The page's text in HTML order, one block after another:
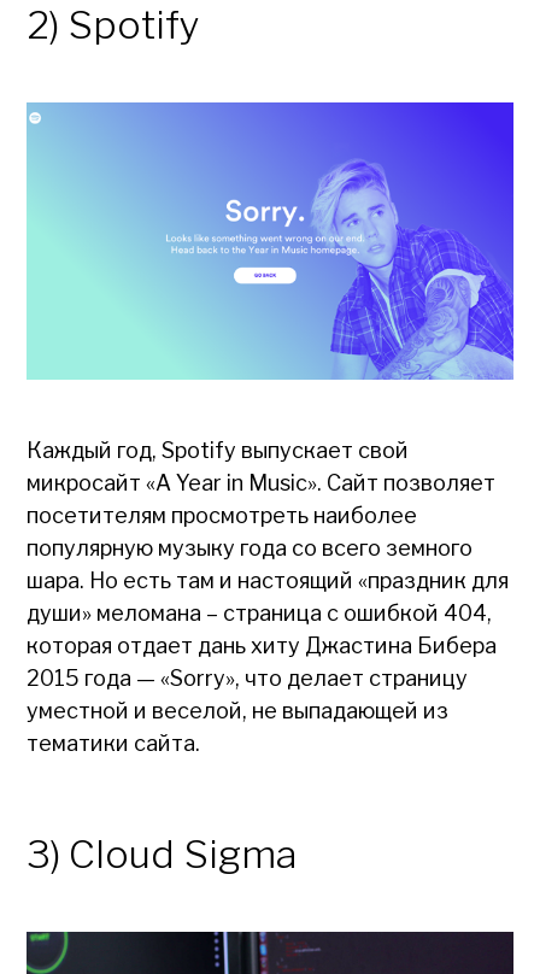
2) Spotify
Каждый год, Spotify выпускает свой
микросайт «A Year in Music». Сайт позволяет
посетителям просмотреть наиболее
популярную музыку года со всего земного
шара. Но есть там и настоящий «праздник для
души» меломана – страница с ошибкой 404,
которая отдает дань хиту Джастина Бибера
2015 года — «Sorry», что делает страницу
уместной и веселой, не выпадающей из
тематики сайта.
3) Cloud Sigma